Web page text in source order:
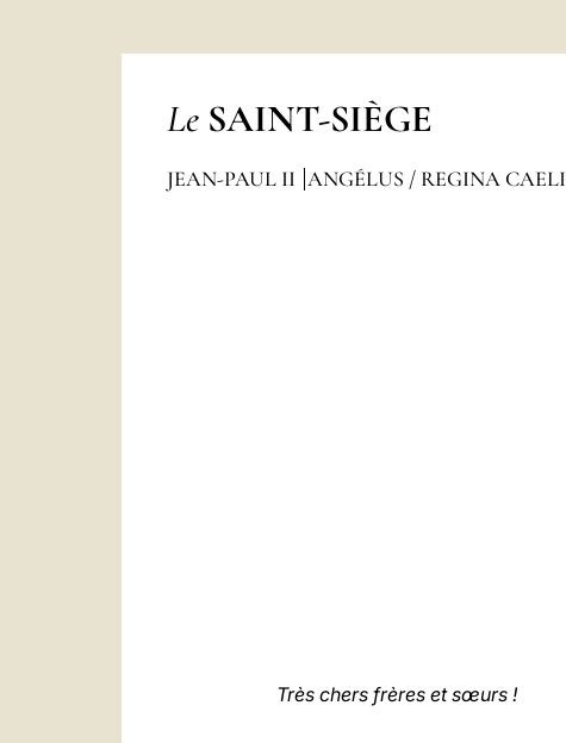
Le SAINT-SIÈGE
JEAN-PAUL II ANGÉLUS / REGINA CAELI
Très chers frères et sœurs !